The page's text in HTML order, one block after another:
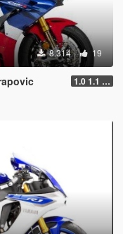
8.314 19
1.0 1.1 1.2